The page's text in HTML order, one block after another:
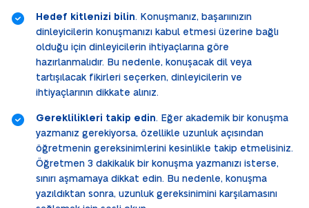
Hedef kitlenizi bilin. Konuşmanız, başarıınızın
dinleyicilerin konuşmanızı kabul etmesi üzerine bağlı
olduğu için dinleyicilerin ihtiyaçlarına göre
hazırlanmalıdır. Bu nedenle, konuşacak dil veya
tartışılacak fikirleri seçerken, dinleyicilerin ve
ihtiyaçlarının dikkate alınız.
Gereklilikleri takip edin. Eğer akademik bir konuşma
yazmanız gerekiyorsa, özellikle uzunluk açısından
öğretmenin gereksinimlerini kesinlikle takip etmelisiniz.
Öğretmen 3 dakikalık bir konuşma yazmanızı isterse,
sınırı aşmamaya dikkat edin. Bu nedenle, konuşma
yazıldıktan sonra, uzunluk gereksinimini karşılamasını